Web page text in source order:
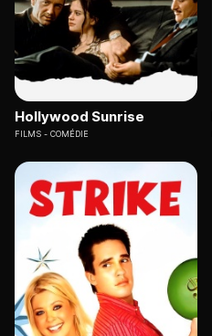
Hollywood Sunrise
FILMS COMÉDIE